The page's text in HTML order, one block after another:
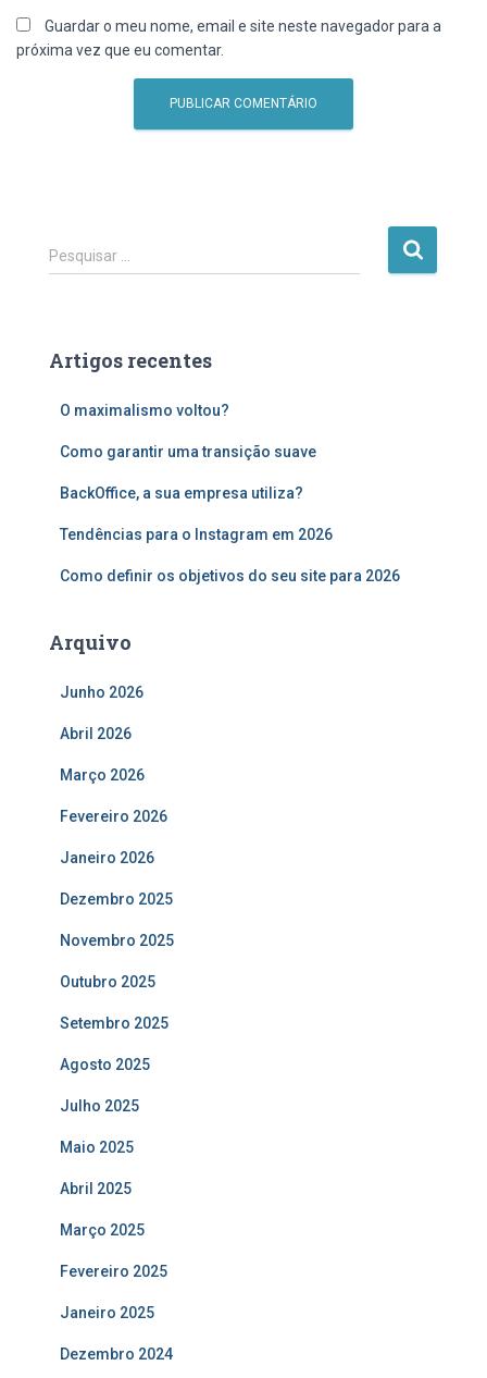
Guardar o meu nome, email e site neste navegador para a
próxima vez que eu comentar.
P
e
i
Pesquisar …
Artigos recentes
O maximalismo voltou?
Como garantir uma transição suave
BackOffice, a sua empresa utiliza?
Tendências para o Instagram em 2026
Como definir os objetivos do seu site para 2026
Arquivo
Junho 2026
Abril 2026
Março 2026
Fevereiro 2026
Janeiro 2026
Dezembro 2025
Novembro 2025
Outubro 2025
Setembro 2025
Agosto 2025
Julho 2025
Maio 2025
Abril 2025
Março 2025
Fevereiro 2025
Janeiro 2025
Dezembro 2024